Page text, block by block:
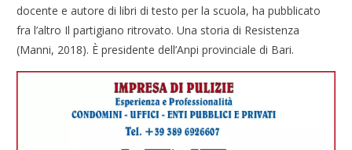
docente e autore di libri di testo per la scuola, ha pubblicato
fra l’altro Il partigiano ritrovato. Una storia di Resistenza
(Manni, 2018). È presidente dell’Anpi provinciale di Bari.